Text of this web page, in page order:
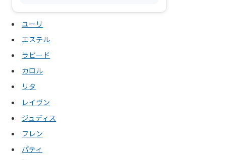
ユーリ
エステル
ラピード
カロル
リタ
レイヴン
ジュディス
フレン
パティ